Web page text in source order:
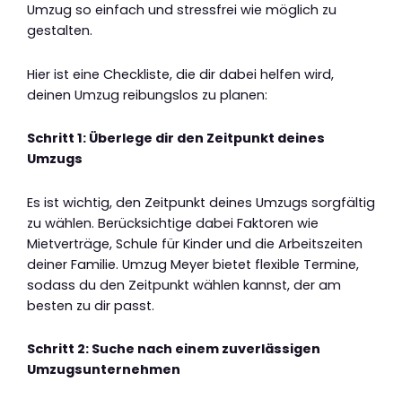
Umzug so einfach und stressfrei wie möglich zu
gestalten.
Hier ist eine Checkliste, die dir dabei helfen wird,
deinen Umzug reibungslos zu planen:
Schritt 1: Überlege dir den Zeitpunkt deines
Umzugs
Es ist wichtig, den Zeitpunkt deines Umzugs sorgfältig
zu wählen. Berücksichtige dabei Faktoren wie
Mietverträge, Schule für Kinder und die Arbeitszeiten
deiner Familie. Umzug Meyer bietet flexible Termine,
sodass du den Zeitpunkt wählen kannst, der am
besten zu dir passt.
Schritt 2: Suche nach einem zuverlässigen
Umzugsunternehmen